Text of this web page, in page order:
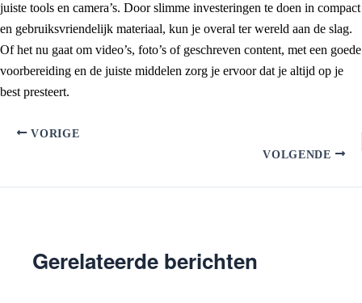
juiste tools en camera’s. Door slimme investeringen te doen in compact
en gebruiksvriendelijk materiaal, kun je overal ter wereld aan de slag.
Of het nu gaat om video’s, foto’s of geschreven content, met een goede
voorbereiding en de juiste middelen zorg je ervoor dat je altijd op je
best presteert.
VORIGE
VOLGENDE
Gerelateerde berichten